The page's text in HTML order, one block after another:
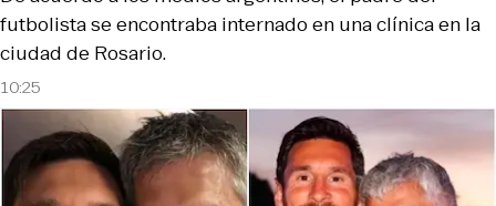
10:25
futbolista se encontraba internado en una clínica en la
ciudad de Rosario.